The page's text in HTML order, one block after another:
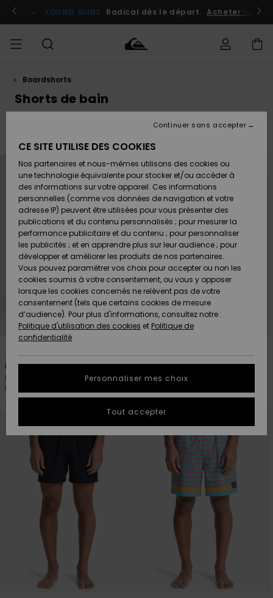
de
grille
des
produits
Se connecter / s'inscrire
YOUNG GUNS Radical dès le départ. Acheter
HOMME
Chaussures
& Tongs
Surf
Snow
Nouveautés
A
Découvrir
Chaussures
& Tongs
Surf
Snow
Nouveautés
A
Découvrir
FEMME
A
Découvrir
Snow
SURF
Shop
Surf
Shop
Enfant
Highlights
Communauté
SNOW
Shop
Snow
Shop
Enfant
Snow
Shop
Femme
A
Découvrir
Communauté
OUTLET
Homme
Enfant
Outlet
Femme
AIDE &
CONTACT
ma
commande
Retours
Paiement
Carte
Cadeau
Quiksilver
Freedom
Protection
des
tailles
conversation
pour
obtenir la
réponse la
plus rapide
question.
une
conversation
Trouvez
des
réponses
MAGASINS
QUIKSILVER
Boardshorts
Shorts de bain
Highline Amphibian 17"
Boardshort Amphibian Gris
Homme
70,00 €
Everyday 15"
Short de bain Rose Homme
30,00 €
CE SITE UTILISE DES COOKIES
Nos partenaires et nous-mêmes utilisons des cookies ou
une technologie équivalente pour stocker et/ou accéder à
des informations sur votre appareil. Ces informations
personnelles (comme vos données de navigation et votre
adresse IP) peuvent être utilisées pour vous présenter des
publications et du contenu personnalisés ; pour mesurer la
performance publicitaire et du contenu ; pour personnaliser
les publicités ; et en apprendre plus sur leur audience ; pour
développer et améliorer les produits de nos partenaires.
Vous pouvez paramétrer vos choix pour accepter ou non les
cookies soumis à votre consentement, ou vous y opposer
lorsque les cookies concernés ne relèvent pas de votre
consentement (tels que certains cookies de mesure
d’audience). Pour plus d'informations, consultez notre :
Politique d'utilisation des cookies et Politique de
confidentialité
Personnaliser mes choix
Continuer sans accepter
Tout accepter